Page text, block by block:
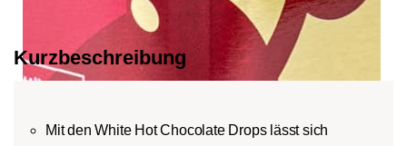
Kurzbeschreibung
Mit den White Hot Chocolate Drops lässt sich